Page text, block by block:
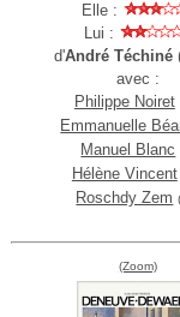
Elle :
Lui :
d'André Téchiné
avec :
Philippe Noiret
Emmanuelle
Manuel Blanc
Hélène Vincent
Roschdy Zem
(Zoom)